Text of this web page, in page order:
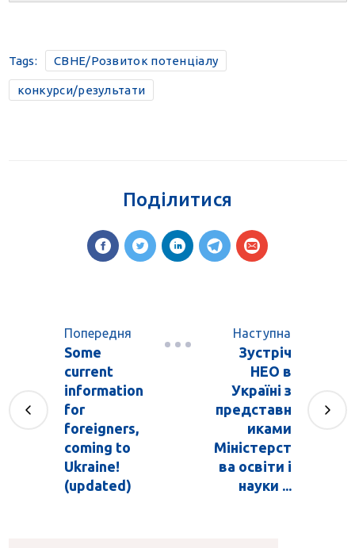
Tags: CBHE/Розвиток потенціалу
конкурси/результати
Поділитися
Попередня
Some
current
information
for
foreigners,
coming to
Ukraine!
(updated)
Наступна
Зустріч
НЕО в
Україні з
представн
иками
Міністерст
ва освіти і
науки ...